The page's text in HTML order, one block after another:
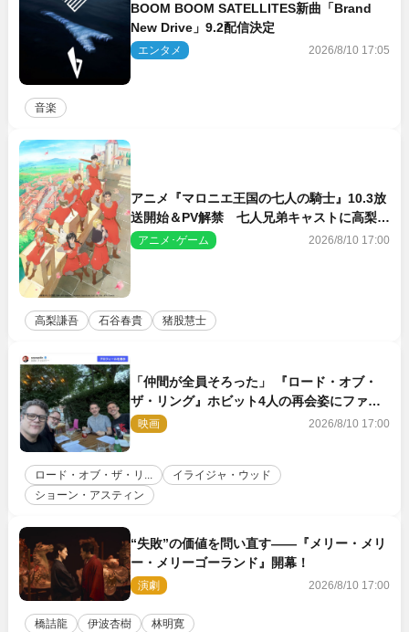
BOOM BOOM SATELLITES新曲「Brand
New Drive」9.2配信決定
エンタメ 2026/8/10 17:05
音楽
アニメ『マロニエ王国の七人の騎士』10.3放
送開始＆PV解禁 七人兄弟キャストに高梨謙
吾、川島零士ら
アニメ･ゲーム 2026/8/10 17:00
高梨謙吾 石谷春貴 猪股慧士
「仲間が全員そろった」 『ロード・オブ・
ザ・リング』ホビット4人の再会姿にファン
感激
映画 2026/8/10 17:00
ロード・オブ・ザ・リ...
イライジャ・ウッド
ショーン・アスティン
“失敗”の価値を問い直す――『メリー・メリ
ー・メリーゴーランド』開幕！
演劇 2026/8/10 17:00
橋詰龍 伊波杏樹 林明寛